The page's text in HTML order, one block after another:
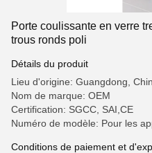
Porte coulissante en verre
trous ronds poli
Détails du produit
Lieu d'origine: Guangdong,
Nom de marque: OEM
Certification: SGCC, SAI,CE
Numéro de modèle: Pour les
Conditions de paiement et